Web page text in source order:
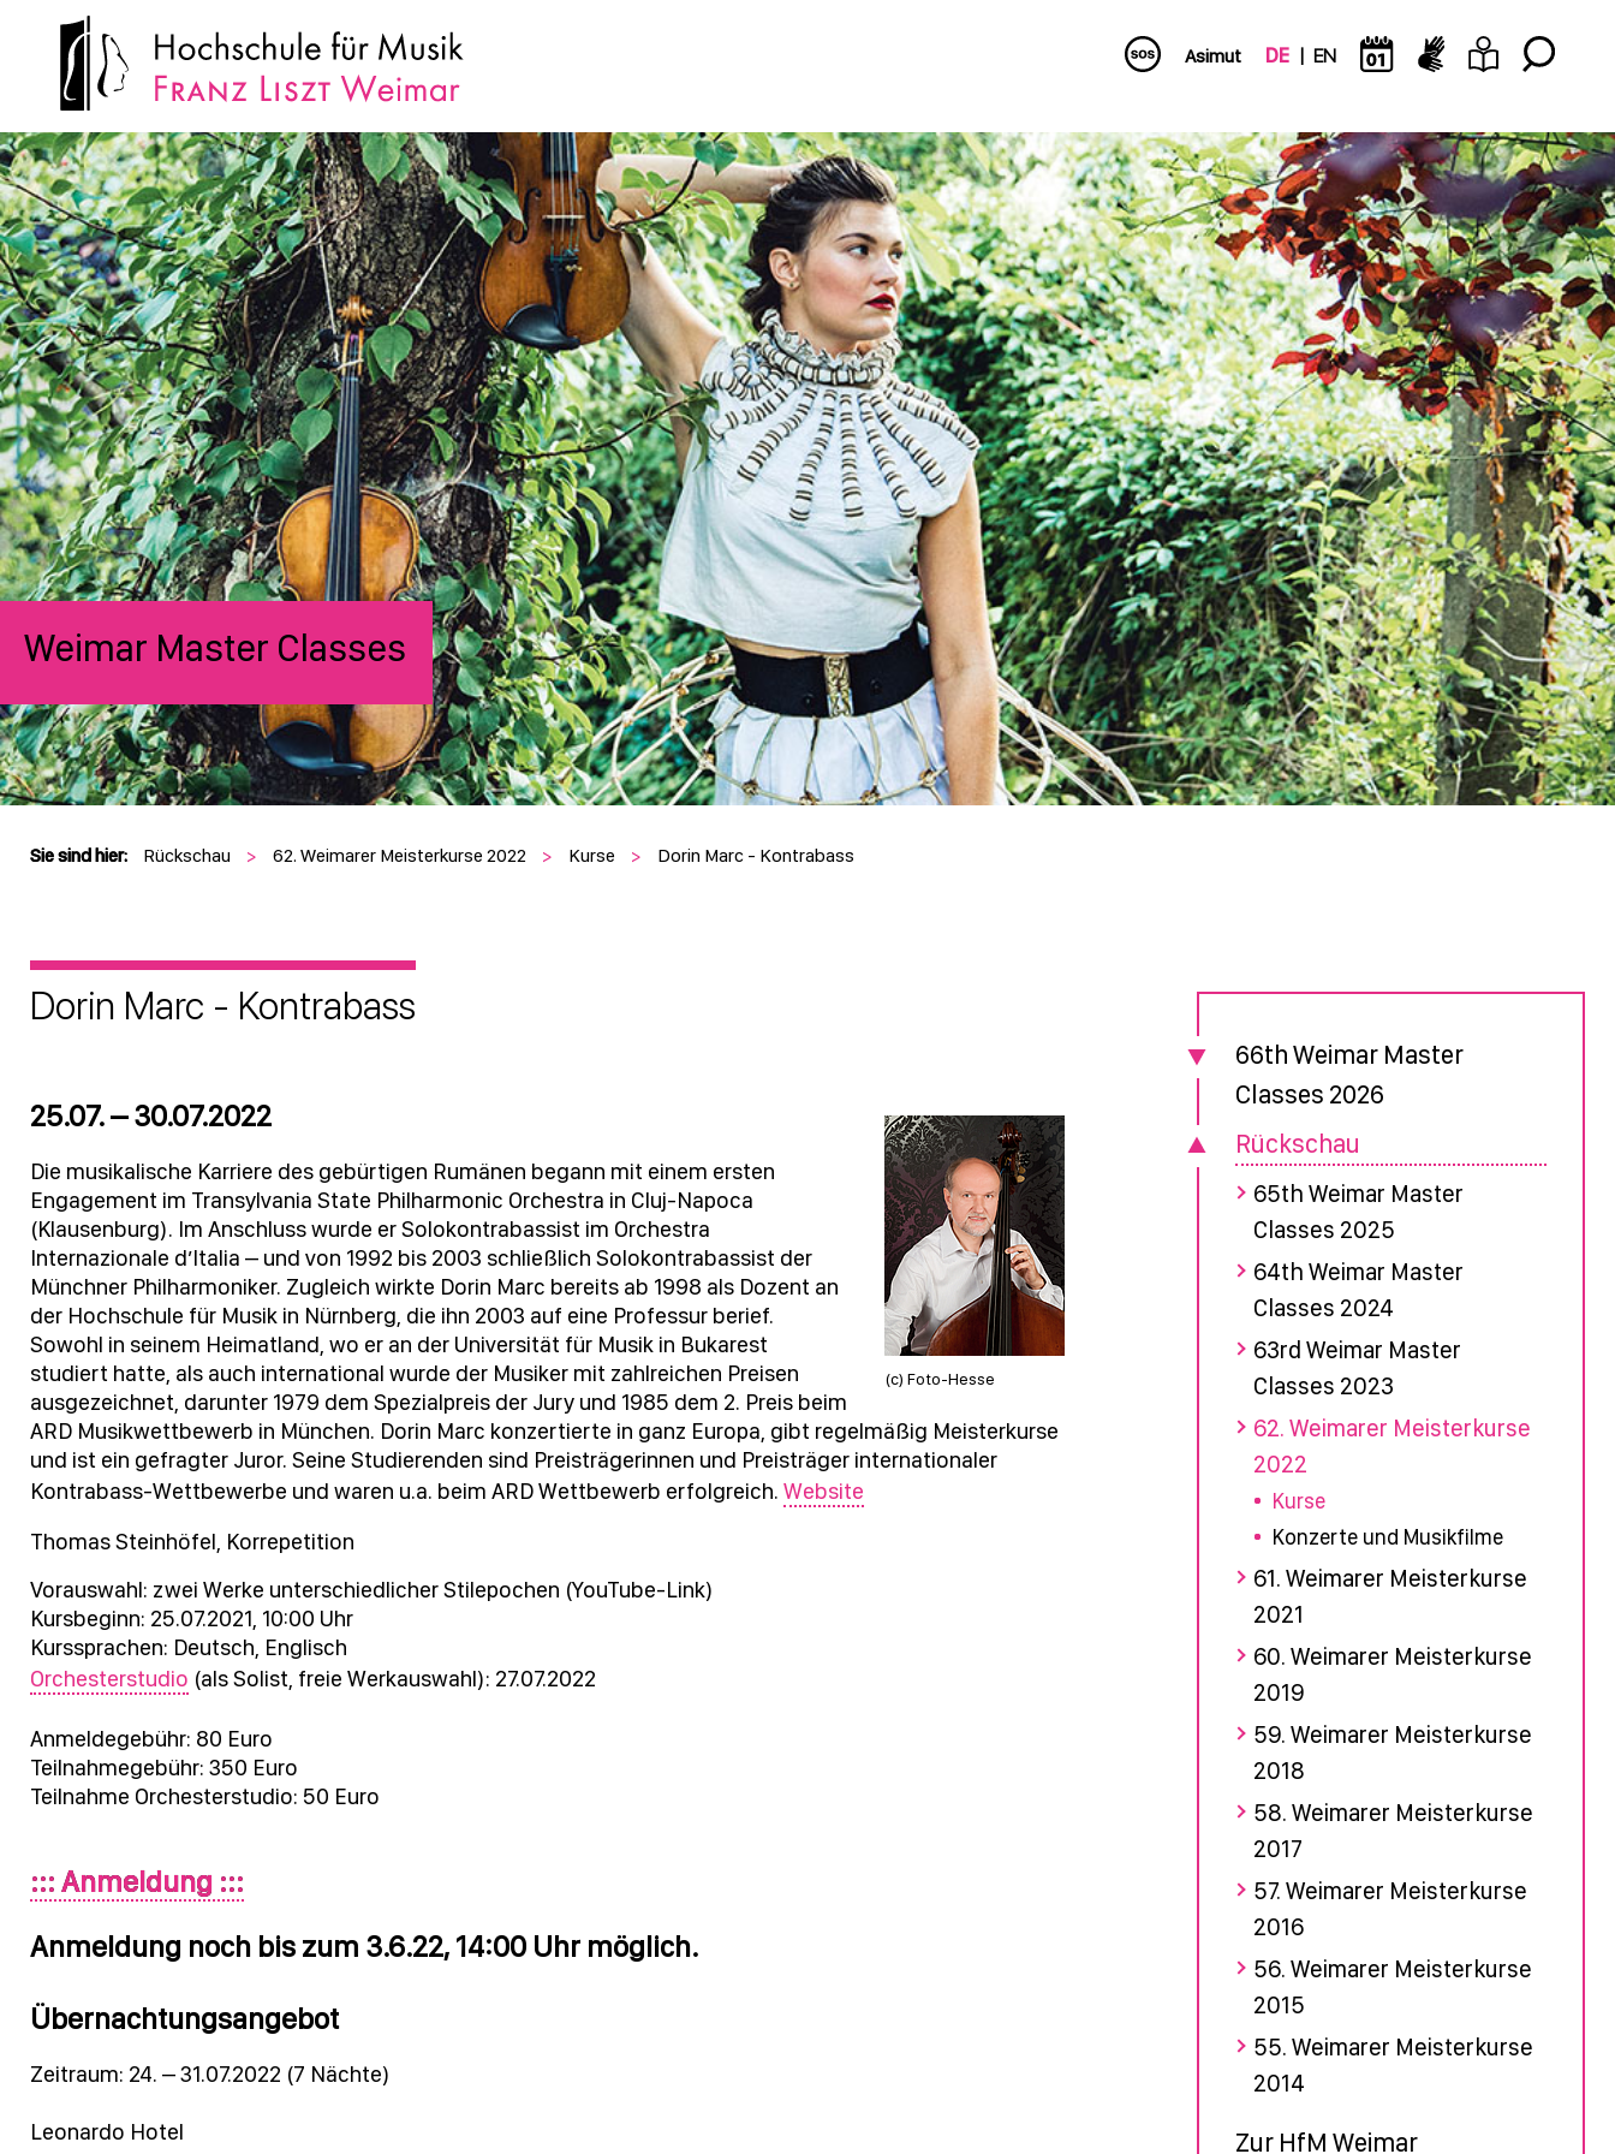
Asimut DE EN
Weimar Master Classes
Sie sind hier: Rückschau > 62. Weimarer Meisterkurse 2022 > Kurse > Dorin Marc - Kontrabass
Dorin Marc - Kontrabass
(c) Foto-Hesse
25.07. – 30.07.2022
Die musikalische Karriere des gebürtigen Rumänen begann mit einem ersten
Engagement im Transylvania State Philharmonic Orchestra in Cluj-Napoca
(Klausenburg). Im Anschluss wurde er Solokontrabassist im Orchestra
Internazionale d’Italia – und von 1992 bis 2003 schließlich Solokontrabassist der
Münchner Philharmoniker. Zugleich wirkte Dorin Marc bereits ab 1998 als Dozent an
der Hochschule für Musik in Nürnberg, die ihn 2003 auf eine Professur berief.
Sowohl in seinem Heimatland, wo er an der Universität für Musik in Bukarest
studiert hatte, als auch international wurde der Musiker mit zahlreichen Preisen
ausgezeichnet, darunter 1979 dem Spezialpreis der Jury und 1985 dem 2. Preis beim
ARD Musikwettbewerb in München. Dorin Marc konzertierte in ganz Europa, gibt regelmäßig Meisterkurse
und ist ein gefragter Juror. Seine Studierenden sind Preisträgerinnen und Preisträger internationaler
Kontrabass-Wettbewerbe und waren u.a. beim ARD Wettbewerb erfolgreich. Website
Thomas Steinhöfel, Korrepetition
Vorauswahl: zwei Werke unterschiedlicher Stilepochen (YouTube-Link)
Kursbeginn: 25.07.2021, 10:00 Uhr
Kurssprachen: Deutsch, Englisch
Orchesterstudio (als Solist, freie Werkauswahl): 27.07.2022
Anmeldegebühr: 80 Euro
Teilnahmegebühr: 350 Euro
Teilnahme Orchesterstudio: 50 Euro
::: Anmeldung :::
Anmeldung noch bis zum 3.6.22, 14:00 Uhr möglich.
Übernachtungsangebot
Zeitraum: 24. – 31.07.2022 (7 Nächte)
Leonardo Hotel
66th Weimar Master
Classes 2026
Rückschau
65th Weimar Master
Classes 2025
64th Weimar Master
Classes 2024
63rd Weimar Master
Classes 2023
62. Weimarer Meisterkurse
2022
Kurse
Konzerte und Musikfilme
61. Weimarer Meisterkurse
2021
60. Weimarer Meisterkurse
2019
59. Weimarer Meisterkurse
2018
58. Weimarer Meisterkurse
2017
57. Weimarer Meisterkurse
2016
56. Weimarer Meisterkurse
2015
55. Weimarer Meisterkurse
2014
Zur HfM Weimar